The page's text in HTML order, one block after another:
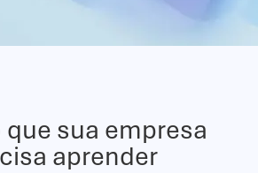
que sua empresa
aprender